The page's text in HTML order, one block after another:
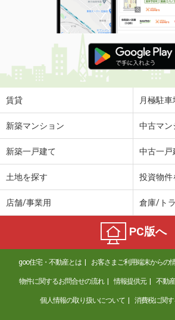
賃貸 月極駐車
新築マンション 中古マン
新築一戸建て 中古一戸
土地を探す 投資物件
店舗/事業用 倉庫/ト
PC版へ
goo住宅・不動産とは お客さまご利用端末からの
物件に関するお問合せの流れ 情報提供元 不動
個人情報の取り扱いについて 消費税に関